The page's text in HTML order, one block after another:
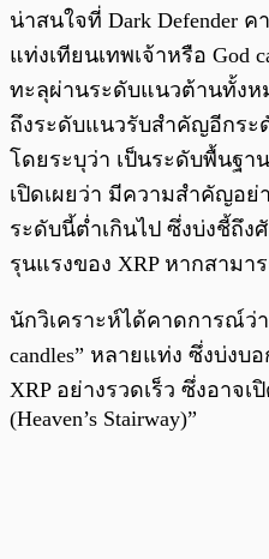
น่าสนใจที่ Dark Defender
แท่งเทียนเทพเจ้าหรือ God
ทะลุผ่านระดับแนวต้านทั้งห
ถึงระดับแนวรับสำคัญอีกระ
โดยระบุว่า เป็นระดับพื้นฐา
เปิดเผยว่า มีความสำคัญอย่
ระดับนี้ต่ำเกินไป ซึ่งบ่งชี้ถึง
รุนแรงของ XRP หากสาม
นักวิเคราะห์ได้คาดการณ์ว่า
candles” หลายแท่ง ซึ่งบ่งบ
XRP อย่างรวดเร็ว ซึ่งอาจ
(Heaven’s Stairway)”